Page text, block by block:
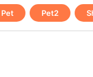
Pet Pet2